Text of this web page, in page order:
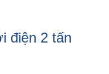
điện 2 tấn